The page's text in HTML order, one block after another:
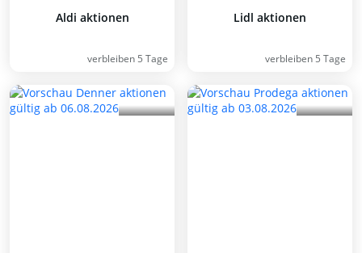
Aldi aktionen
verbleiben 5 Tage
Lidl aktionen
verbleiben 5 Tage